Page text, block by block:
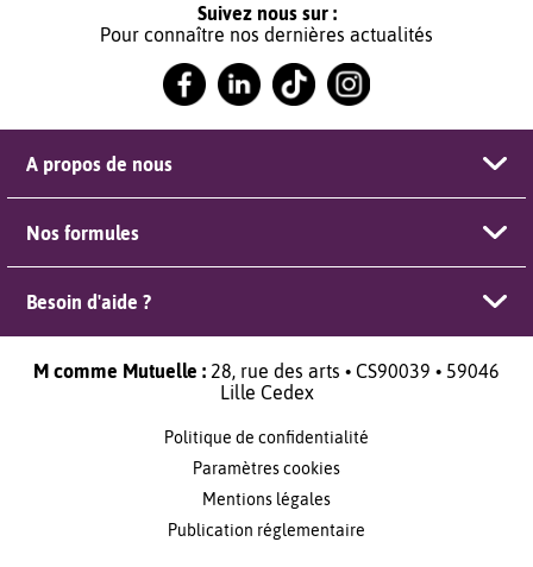
Suivez nous sur :
Pour connaître nos dernières actualités
A propos de nous
Nos formules
Besoin d'aide ?
M comme Mutuelle : 28, rue des arts • CS90039 • 59046
Lille Cedex
Politique de confidentialité
Paramètres cookies
Mentions légales
Publication réglementaire